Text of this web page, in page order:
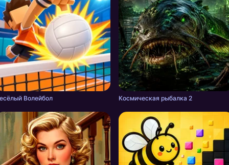
Волейбол Космическая рыбалка 2